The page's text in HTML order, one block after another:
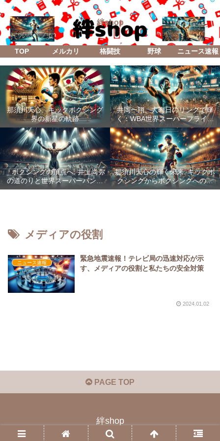
絆shop
TOP メルカリ 格闘技 野球 ニュース速報
那須川天心、キックボクシング
界の新星の軌跡
井岡一翔、大晦日のリングで輝
く：WBA世界スーパーフライ級
防衛戦「Lifetime Boxing Fights
18」
「ボクシングの頂点へ: 井上尚弥
の道のりと世界スーパーバンタ
ム級統一戦の全貌」
那須川天心の輝く未来: キックボ
クシングからボクシングへの成
功した転身
メディアの役割
ニュース速報
緊急地震速報！テレビ局の迅速対応が示
す、メディアの役割と私たちの安全対策
2024.01.02
PAGE TOP
絆shop
© 2023 絆shop.